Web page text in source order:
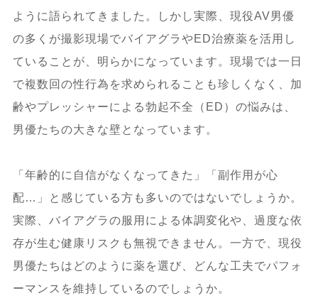
ように語られてきました。しかし実際、現役AV男優
の多くが撮影現場でバイアグラやED治療薬を活用し
ていることが、明らかになっています。現場では一日
で複数回の性行為を求められることも珍しくなく、加
齢やプレッシャーによる勃起不全（ED）の悩みは、
男優たちの大きな壁となっています。
「年齢的に自信がなくなってきた」「副作用が心
配…」と感じている方も多いのではないでしょうか。
実際、バイアグラの服用による体調変化や、過度な依
存が生む健康リスクも無視できません。一方で、現役
男優たちはどのように薬を選び、どんな工夫でパフォ
ーマンスを維持しているのでしょうか。